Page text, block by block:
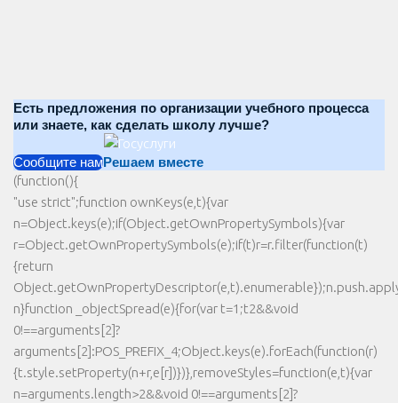
Есть предложения по организации учебного процесса
или знаете, как сделать школу лучше?
Сообщите намРешаем вместе
(function(){
"use strict";function ownKeys(e,t){var
n=Object.keys(e);if(Object.getOwnPropertySymbols){var
r=Object.getOwnPropertySymbols(e);if(t)r=r.filter(function(t)
{return
n}function _objectSpread(e){for(var t=1;t2&&void
0!==arguments[2]?
arguments[2]:POS_PREFIX_4;Object.keys(e).forEach(function(r)
{t.style.setProperty(n+r,e[r])})},removeStyles=function(e,t){var
n=arguments.length>2&&void 0!==arguments[2]?